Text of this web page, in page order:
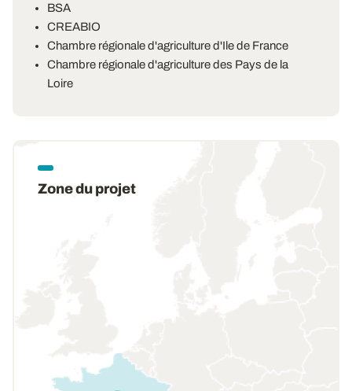
BSA
CREABIO
Chambre régionale d'agriculture d'Ile de France
Chambre régionale d'agriculture des Pays de la
Loire
Zone du projet